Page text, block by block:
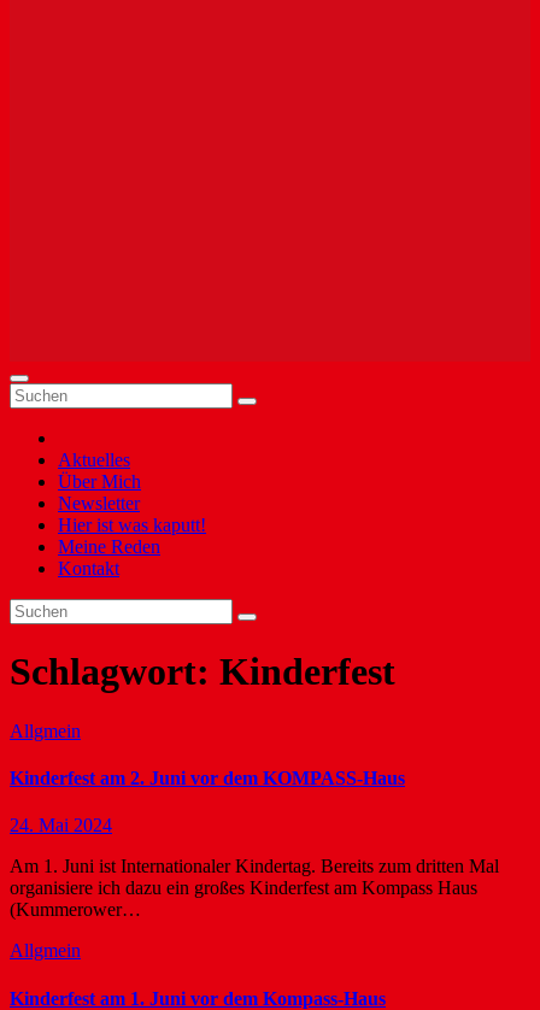
Aktuelles
Über Mich
Newsletter
Hier ist was kaputt!
Meine Reden
Kontakt
Schlagwort: Kinderfest
Allgmein
Kinderfest am 2. Juni vor dem KOMPASS-Haus
24. Mai 2024
Am 1. Juni ist Internationaler Kindertag. Bereits zum dritten Mal
organisiere ich dazu ein großes Kinderfest am Kompass Haus
(Kummerower…
Allgmein
Kinderfest am 1. Juni vor dem Kompass-Haus